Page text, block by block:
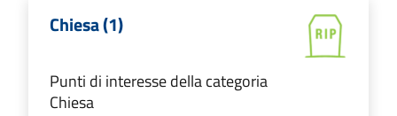
Chiesa (1)
Punti di interesse della categoria
Chiesa